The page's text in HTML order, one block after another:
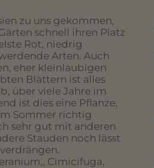
zu uns gekommen,
schnell ihren Platz
Rot, niedrig
Arten. Auch
eher kleinlaubigen
Blättern ist alles
über viele Jahre im
ist dies eine Pflanze,
Sommer richtig
sehr gut mit anderen
Stauden noch lässt
Cimicifuga,